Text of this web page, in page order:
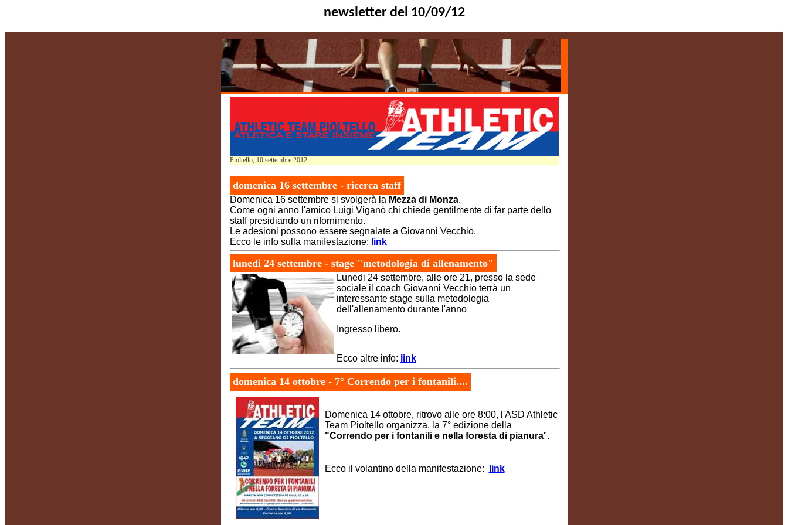
newsletter del 10/09/12
Pioltello, 10 settembre 2012
domenica 16 settembre - ricerca staff
Domenica 16 settembre si svolgerà la Mezza di Monza.
Come ogni anno l'amico Luigi Viganòchi chiede gentilmente di far parte dello
staff presidiando un rifornimento.
Le adesioni possono essere segnalate a Giovanni Vecchio.
Ecco le info sulla manifestazione: link
lunedi24 settembre - stage "metodologia di allenamento"
Lunedi 24 settembre, alle ore 21, presso la sede
sociale il coach Giovanni Vecchio terrà un
interessante stage sulla metodologia
dell'allenamento durante l'anno
Ingresso libero.
Ecco altre info: link
domenica 14 ottobre - 7° Correndo per i fontanili....
Domenica 14 ottobre, ritrovo alle ore 8:00, l'ASD Athletic
Team Pioltelloorganizza, la 7° edizione della
"Correndo per i fontanili e nella foresta di pianura".
Ecco il volantino della manifestazione: link